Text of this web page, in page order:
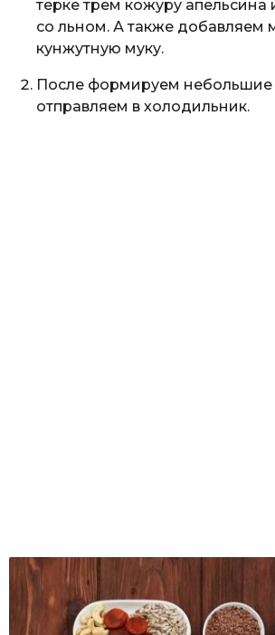
терке трем кожуру
со льном. А также добавляем
кунжутную муку.
После формируем
отправляем в холодильник.